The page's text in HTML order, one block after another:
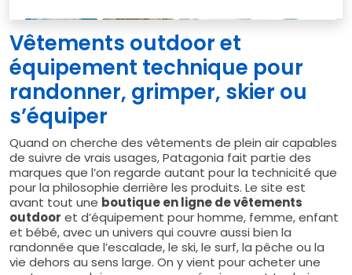
Vêtements outdoor et
équipement technique pour
randonner, grimper, skier ou
s’équiper
Quand on cherche des vêtements de plein air capables
de suivre de vrais usages, Patagonia fait partie des
marques que l’on regarde autant pour la technicité que
pour la philosophie derrière les produits. Le site est
avant tout une boutique en ligne de vêtements
outdoor et d’équipement pour homme, femme, enfant
et bébé, avec un univers qui couvre aussi bien la
randonnée que l’escalade, le ski, le surf, la pêche ou la
vie dehors au sens large. On y vient pour acheter une